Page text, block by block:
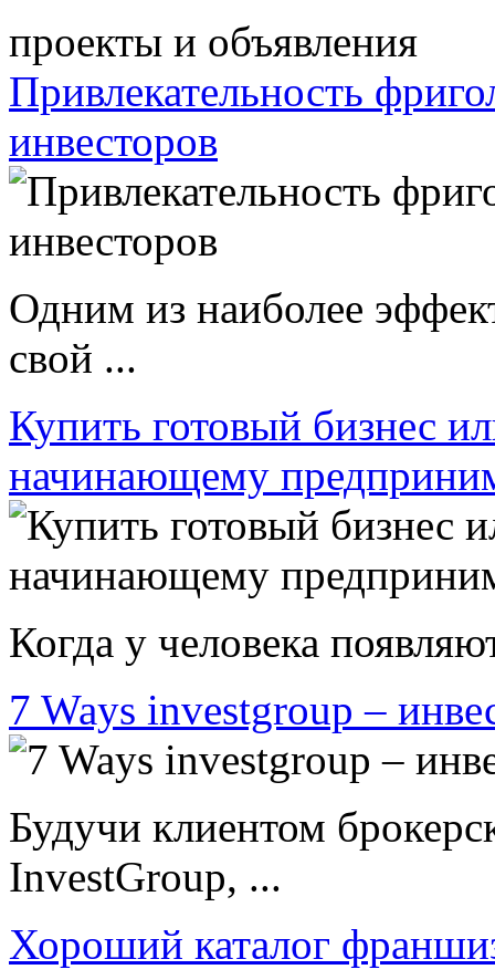
проекты и объявления
Привлекательность
инвесторов
Одним из наиболее
свой ...
Купить готовый бизнес
начинающему
Когда у человека
7 Ways investgroup –
Будучи клиентом
InvestGroup, ...
Хороший каталог